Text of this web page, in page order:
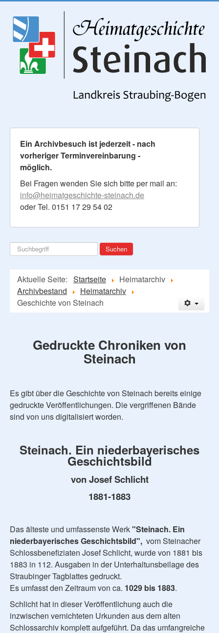
Ein Archivbesuch ist jederzeit - nach
vorheriger Terminvereinbarung -
möglich.
Bei Fragen wenden Sie sich bitte per mail an:
info@heimatgeschichte-steinach.de
oder Tel. 0151 17 29 54 02
Suchen
...
Suchen
Aktuelle Seite: Startseite
Heimatarchiv
Archivbestand
Heimatarchiv
Geschichte von Steinach
Gedruckte Chroniken von
Steinach
Es gibt über die Geschichte von Steinach bereits einige
gedruckte Veröffentlichungen. Die vergriffenen Bände
sind von uns digitalisiert worden.
Steinach. Ein niederbayerisches
Geschichtsbild
von Josef Schlicht
1881-1883
Das älteste und umfassenste Werk"Steinach. Ein
niederbayerisches Geschichtsbild", vom Steinacher
Schlossbenefiziaten Josef Schlicht, wurde von 1881 bis
1883 in 112. Ausgaben in der Unterhaltunsbeilage des
Straubinger Tagblattes gedruckt.
Es umfasst den Zeitraum von ca. 1029 bis 1883.
Schlicht hat in dieser Veröffentlichung auch die
inzwischen vernichteten Urkunden aus dem alten
Schlossarchiv komplett aufgeführt. Da das umfangreiche